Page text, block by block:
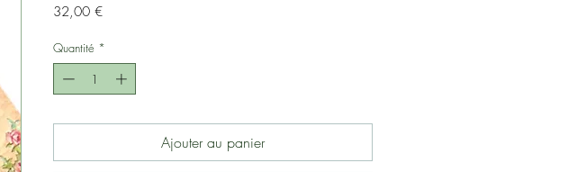
32,00 €Prix
Quantité *
Ajouter au panier